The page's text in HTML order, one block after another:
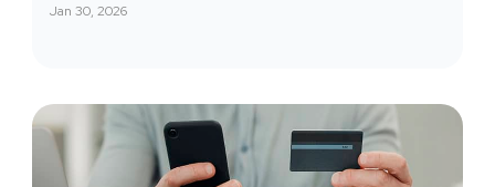
Jan 30, 2026